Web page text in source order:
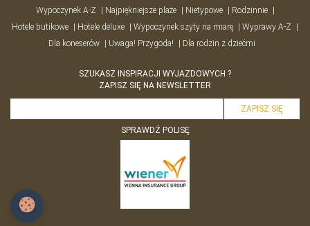
Wypoczynek A-Z
Najpiękniejsze plaże Nietypowe
Rodzinnie
Hotele butikowe
Hotele deluxe Wypoczynek szyty na miarę
Wyprawy A-Z
Dla koneserów
Uwaga! Przygoda! Dla rodzin z dziećmi
SZUKASZ INSPIRACJI WYJAZDOWYCH ?
ZAPISZ SIĘ NA NEWSLETTER
SPRAWDŹ POLISĘ